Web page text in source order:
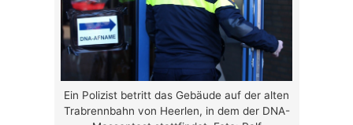
Ein Polizist betritt das Gebäude auf der alten
Trabrennbahn von Heerlen, in dem der DNA-